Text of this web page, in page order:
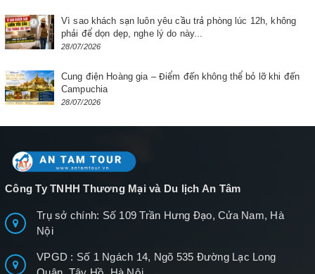
Vì sao khách sạn luôn yêu cầu trả phòng lúc 12h, không
phải để dọn dẹp, nghe lý do này...
28/07/2026
Cung điện Hoàng gia – Điểm đến không thể bỏ lỡ khi đến
Campuchia
28/07/2026
Công Ty TNHH Thương Mại và Du lịch An Tâm
Trụ sở chính: Số 109 Trần Hưng Đạo, Cửa Nam, Hà
Nội
VPGD : Số 1 Ngách 14, Ngõ 535 Đường Lạc Long